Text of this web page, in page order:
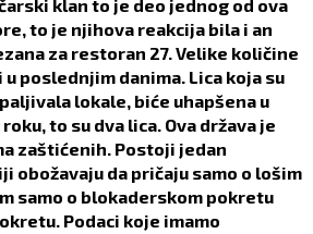
klan to je deo jednog od ova
to je njihova reakcija bila i an
za restoran 27. Velike količine
poslednjim danima. Lica koja su
lokale, biće uhapšena u
to su dva lica. Ova država je
zaštićenih. Postoji jedan
obožavaju da pričaju samo o lošim
samo o blokaderskom pokretu
Podaci koje imamo